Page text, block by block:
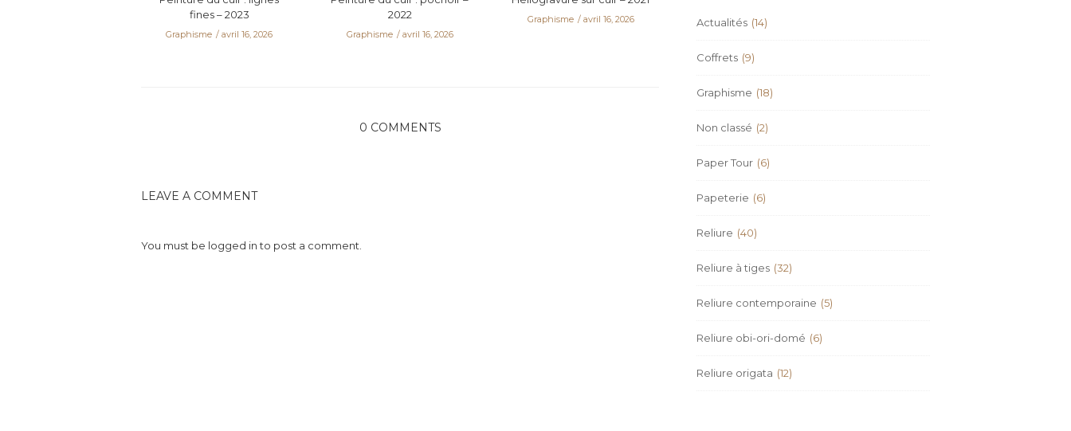
fines – 2023
Graphisme avril 16, 2026
2022
Graphisme avril 16, 2026
Graphisme avril 16, 2026
0 COMMENTS
LEAVE A COMMENT
You must be logged into post a comment.
Actualités (14)
Coffrets (9)
Graphisme (18)
Non classé (2)
Paper Tour (6)
Papeterie (6)
Reliure (40)
Reliure à tiges (32)
Reliure contemporaine (5)
Reliure obi-ori-domé (6)
Reliure origata (12)